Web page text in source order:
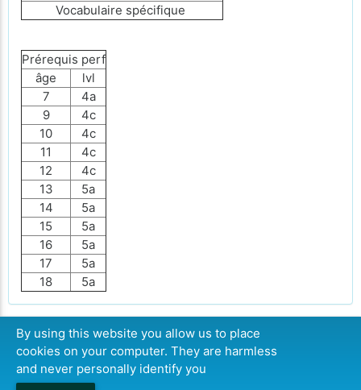
Vocabulaire spécifique
Prérequis perf
âge
lvl
7
4a
9
4c
10
4c
11
4c
12
4c
13
5a
14
5a
15
5a
16
5a
17
5a
18
5a
CONTINUER
By using this website you allow us to place
cookies on your computer. They are harmless
and never personally identify you